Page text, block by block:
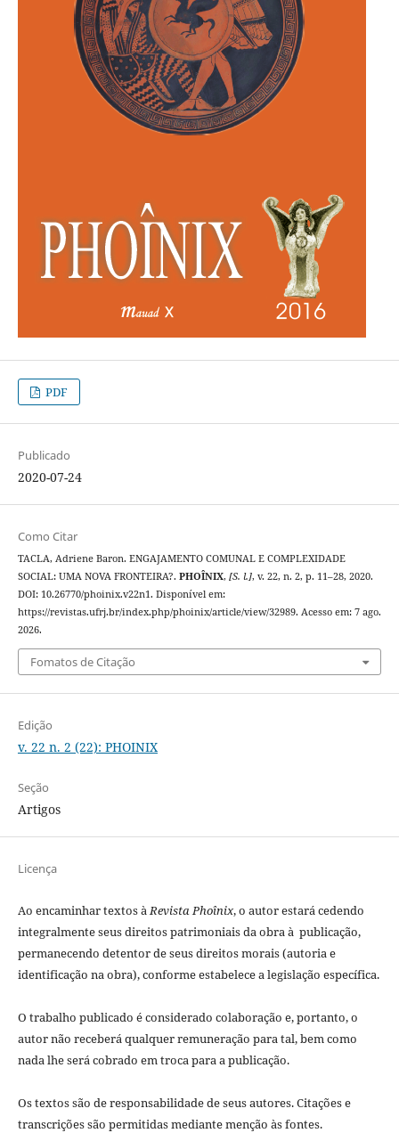
PDF
Publicado
2020-07-24
Como Citar
TACLA, Adriene Baron. ENGAJAMENTO COMUNAL E COMPLEXIDADE
SOCIAL: UMA NOVA FRONTEIRA?. PHOÎNIX, [S. l.], v. 22, n. 2, p. 11–28, 2020.
DOI: 10.26770/phoinix.v22n1. Disponível em:
https://revistas.ufrj.br/index.php/phoinix/article/view/32989. Acesso em: 7 ago.
2026.
Fomatos de Citação
Edição
v. 22 n. 2 (22): PHOINIX
Seção
Artigos
Licença
Ao encaminhar textos àRevista Phoînix, o autor estará cedendo
integralmente seus direitos patrimoniais da obra à publicação,
permanecendo detentor de seus direitos morais (autoria e
identificação na obra), conforme estabelece a legislação especí­fica.
O trabalho publicado é considerado colaboração e, portanto, o
autor não receberá qualquer remuneração para tal, bem como
nada lhe será cobrado em troca para a publicação.
Os textos são de responsabilidade de seus autores. Citações e
transcrições são permitidas mediante menção às fontes.